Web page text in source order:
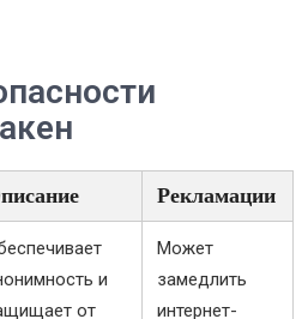
Рекламации
и
от
Может
замедлить
интернет-